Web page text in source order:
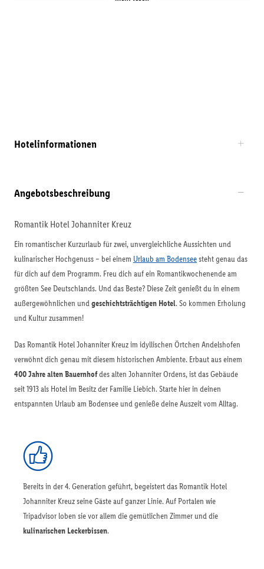
Hotelinformationen
Angebotsbeschreibung
Romantik Hotel Johanniter Kreuz
Ein romantischer Kurzurlaub für zwei, unvergleichliche Aussichten und
kulinarischer Hochgenuss – bei einem Urlaub am Bodenseesteht genau das
für dich auf dem Programm. Freu dich auf ein Romantikwochenende am
größten See Deutschlands. Und das Beste? Diese Zeit genießt du in einem
außergewöhnlichen undgeschichtsträchtigen Hotel. So kommen Erholung
und Kultur zusammen!
Das Romantik Hotel Johanniter Kreuz im idyllischen Örtchen Andelshofen
verwöhnt dich genau mit diesem historischen Ambiente. Erbaut aus einem
400 Jahre alten Bauernhofdes alten Johanniter Ordens, ist das Gebäude
seit 1913 als Hotel im Besitz der Familie Liebich. Starte hier in deinen
entspannten Urlaub am Bodensee und genieße deine Auszeit vom Alltag.
Bereits in der 4. Generation geführt, begeistert das Romantik Hotel
Johanniter Kreuz seine Gäste auf ganzer Linie. Auf Portalen wie
Tripadvisor loben sie vor allem die gemütlichen Zimmer und die
kulinarischen Leckerbissen.